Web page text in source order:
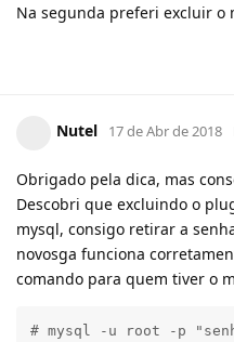
Na segunda preferi excluir o
Nutel 17 de Abr de 2018
Obrigado pela dica, mas
Descobri que excluindo o
mysql, consigo retirar a
novosga funciona
comando para quem tiver o
# mysql -u root -p